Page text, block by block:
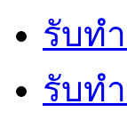
รับท
รับท